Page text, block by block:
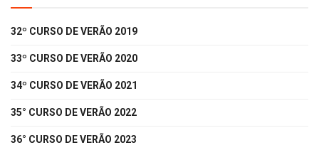
32º CURSO DE VERÃO 2019
33º CURSO DE VERÃO 2020
34º CURSO DE VERÃO 2021
35° CURSO DE VERÃO 2022
36° CURSO DE VERÃO 2023